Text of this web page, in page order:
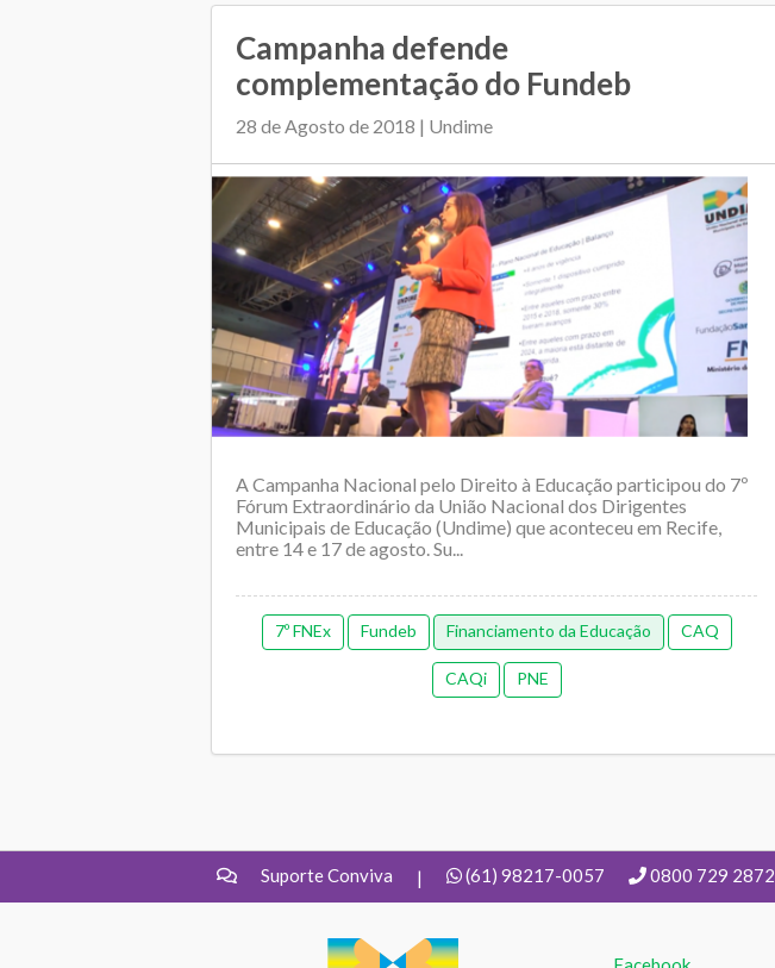
Campanha defende
complementação do Fundeb
28 de Agosto de 2018 | Undime
A Campanha Nacional pelo Direito à Educação participou do 7º
Fórum Extraordinário da União Nacional dos Dirigentes
Municipais de Educação (Undime) que aconteceu em Recife,
entre 14 e 17 de agosto. Su...
7º FNEx Fundeb Financiamento da Educação CAQ
CAQi PNE
Suporte Conviva | (61) 98217-0057 0800 729 2872
UNDIME